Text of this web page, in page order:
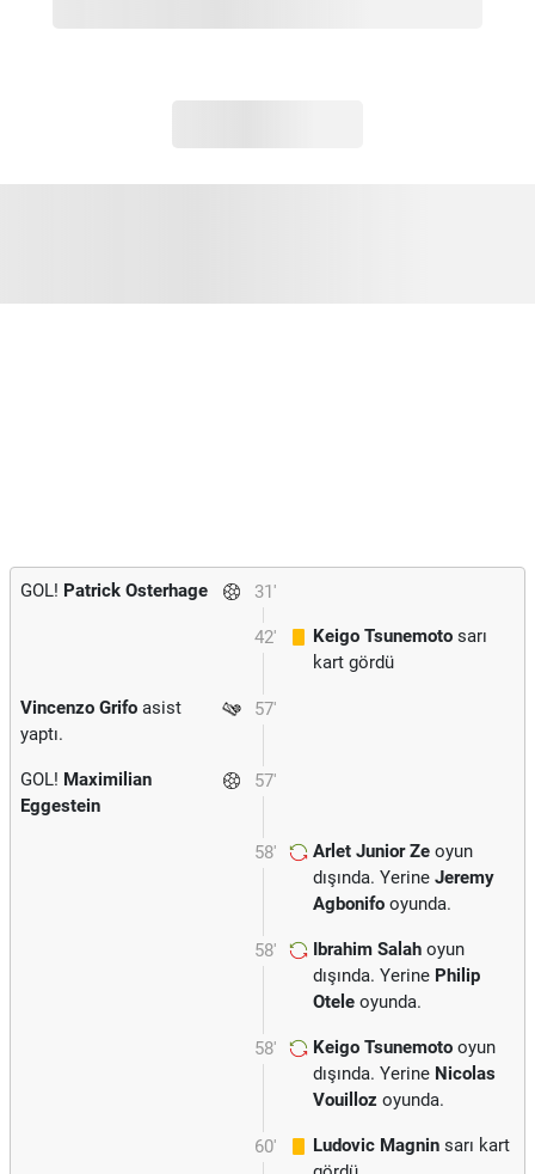
31'
GOL! Patrick Osterhage
42' Keigo Tsunemoto sarı
kart gördü
57'
Vincenzo Grifo asist
yaptı.
57'
GOL! Maximilian
Eggestein
58' Arlet Junior Ze oyun
dışında. Yerine Jeremy
Agbonifo oyunda.
58' Ibrahim Salah oyun
dışında. Yerine Philip
Otele oyunda.
58' Keigo Tsunemoto oyun
dışında. Yerine Nicolas
Vouilloz oyunda.
60' Ludovic Magnin sarı kart